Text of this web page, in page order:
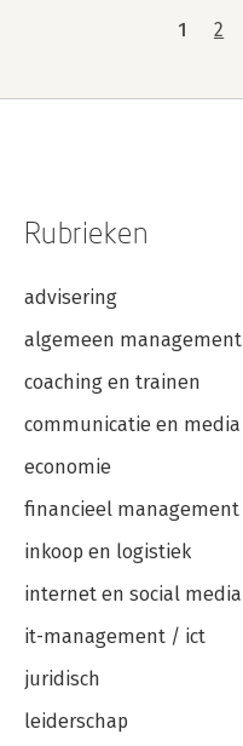
1 2
Rubrieken
advisering
algemeen management
coaching en trainen
communicatie en media
economie
financieel management
inkoop en logistiek
internet en social media
it-management / ict
juridisch
leiderschap